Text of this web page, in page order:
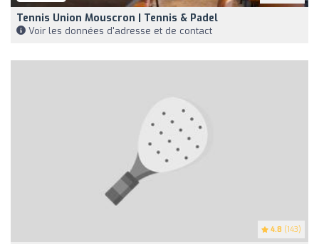
Tennis Union Mouscron | Tennis & Padel
Voir les données d'adresse et de contact
4.8 (143)